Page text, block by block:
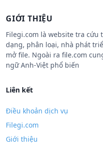
GIỚI THIỆU
Filegi.com là website tra
dạng, phân loại, nhà phát
mở file. Ngoài ra file.com
ngữ Anh-Việt phổ biến
Liên kết
Điều khoản dịch vụ
Filegi.com
Giới thiệu